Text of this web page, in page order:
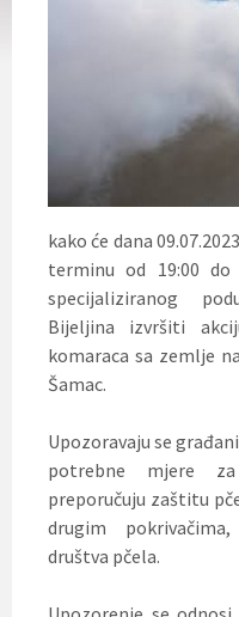
kako će dana
terminu od 19:00
specijaliziranog
Bijeljina izvršiti
komaraca sa zemlje
Šamac.
Upozoravaju se
potrebne mjere
preporučuju zaštitu
drugim
društva pčela.